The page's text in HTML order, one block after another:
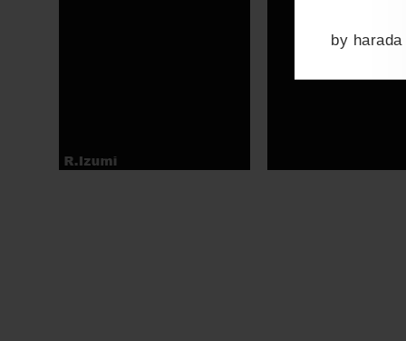
by harada